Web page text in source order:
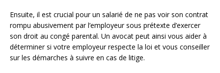
Ensuite, il est crucial pour un salarié de ne pas voir son contrat
rompu abusivement par l’employeur sous prétexte d’exercer
son droit au congé parental. Un avocat peut ainsi vous aider à
déterminer si votre employeur respecte la loi et vous conseiller
sur les démarches à suivre en cas de litige.